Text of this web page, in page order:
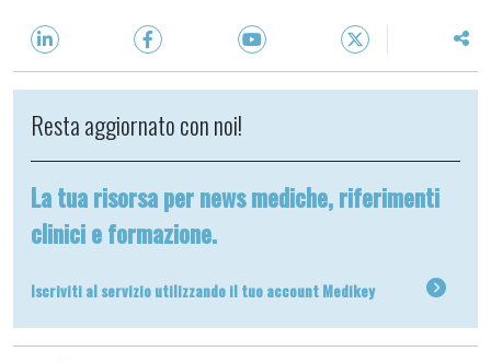
Resta aggiornato con noi!
La tua risorsa per news mediche, riferimenti
clinici e formazione.
Iscriviti al servizio utilizzando il tuo account Medikey